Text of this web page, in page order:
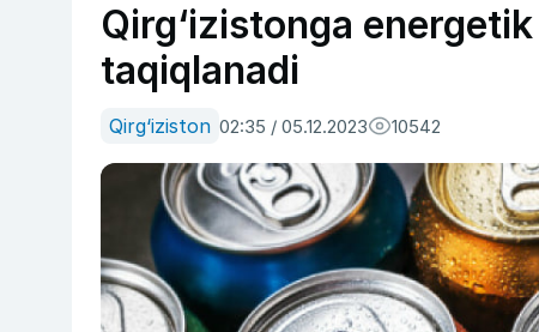
Qirg‘izistonga
taqiqlanadi
Qirg‘iziston 02:35 / 05.12.2023 10542